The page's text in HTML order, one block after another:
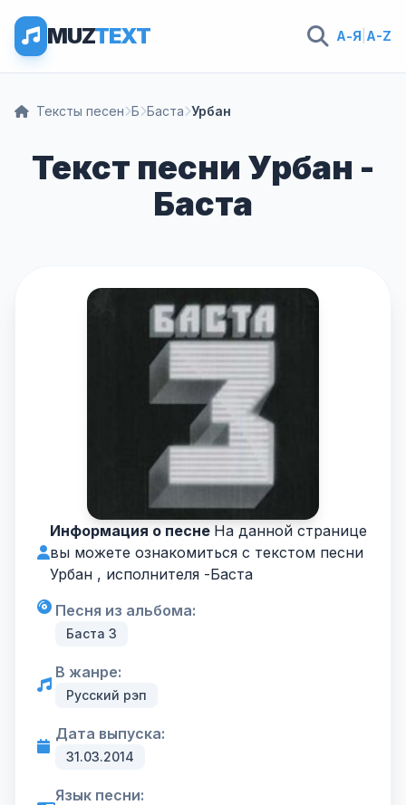
MUZTEXT А-Я A-Z
Тексты песен Б Баста Урбан
Текст песни Урбан -
Баста
Информация о песне На данной странице
вы можете ознакомиться с текстом песни
Урбан , исполнителя -Баста
Песня из альбома:
Баста 3
В жанре:
Русский рэп
Дата выпуска:
31.03.2014
Язык песни: